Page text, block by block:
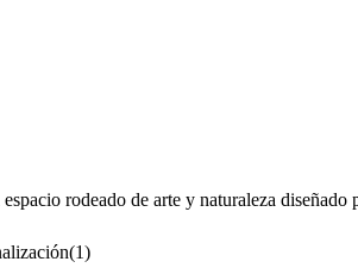
rodeado de arte y naturaleza diseñado
(1)